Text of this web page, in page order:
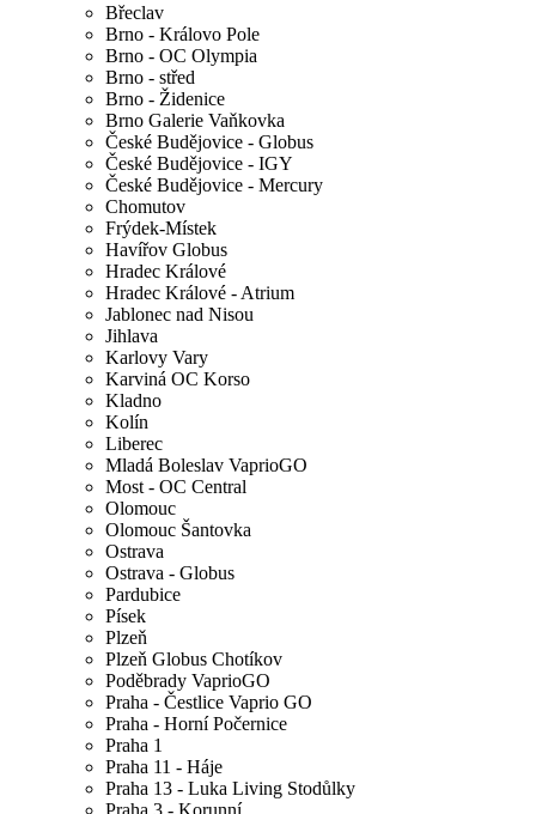
Břeclav
Brno - Královo Pole
Brno - OC Olympia
Brno - střed
Brno - Židenice
Brno Galerie Vaňkovka
České Budějovice - Globus
České Budějovice - IGY
České Budějovice - Mercury
Chomutov
Frýdek-Místek
Havířov Globus
Hradec Králové
Hradec Králové - Atrium
Jablonec nad Nisou
Jihlava
Karlovy Vary
Karviná OC Korso
Kladno
Kolín
Liberec
Mladá Boleslav VaprioGO
Most - OC Central
Olomouc
Olomouc Šantovka
Ostrava
Ostrava - Globus
Pardubice
Písek
Plzeň
Plzeň Globus Chotíkov
Poděbrady VaprioGO
Praha - Čestlice Vaprio GO
Praha - Horní Počernice
Praha 1
Praha 11 - Háje
Praha 13 - Luka Living Stodůlky
Praha 3 - Korunní